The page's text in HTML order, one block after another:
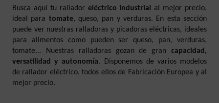
Busca aquí tu rallador eléctrico industrial
al mejor precio,
ideal para tomate, queso, pan y verduras. En esta sección
puede ver nuestras ralladoras y picadoras eléctricas, ideales
para alimentos como pueden ser queso, pan, verduras,
tomate... Nuestras ralladoras gozan de gran capacidad,
versatilidad y autonomía. Disponemos de varios modelos
de rallador eléctrico, todos ellos de Fabricación Europea y al
mejor precio.